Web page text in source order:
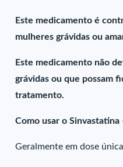
Este medicamento é
mulheres grávidas ou
Este medicamento não
grávidas ou que possam
tratamento.
Como usar o Sinvastatina
Geralmente em dose